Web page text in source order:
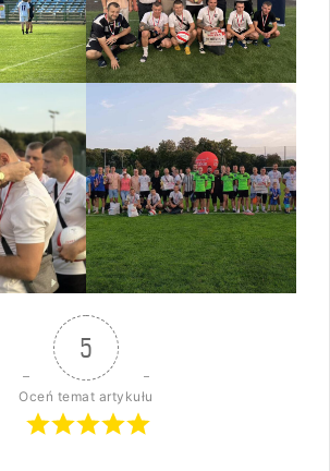
5
Oceń temat artykułu